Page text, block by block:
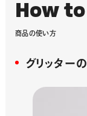
How to
商品の使い方
グリッター